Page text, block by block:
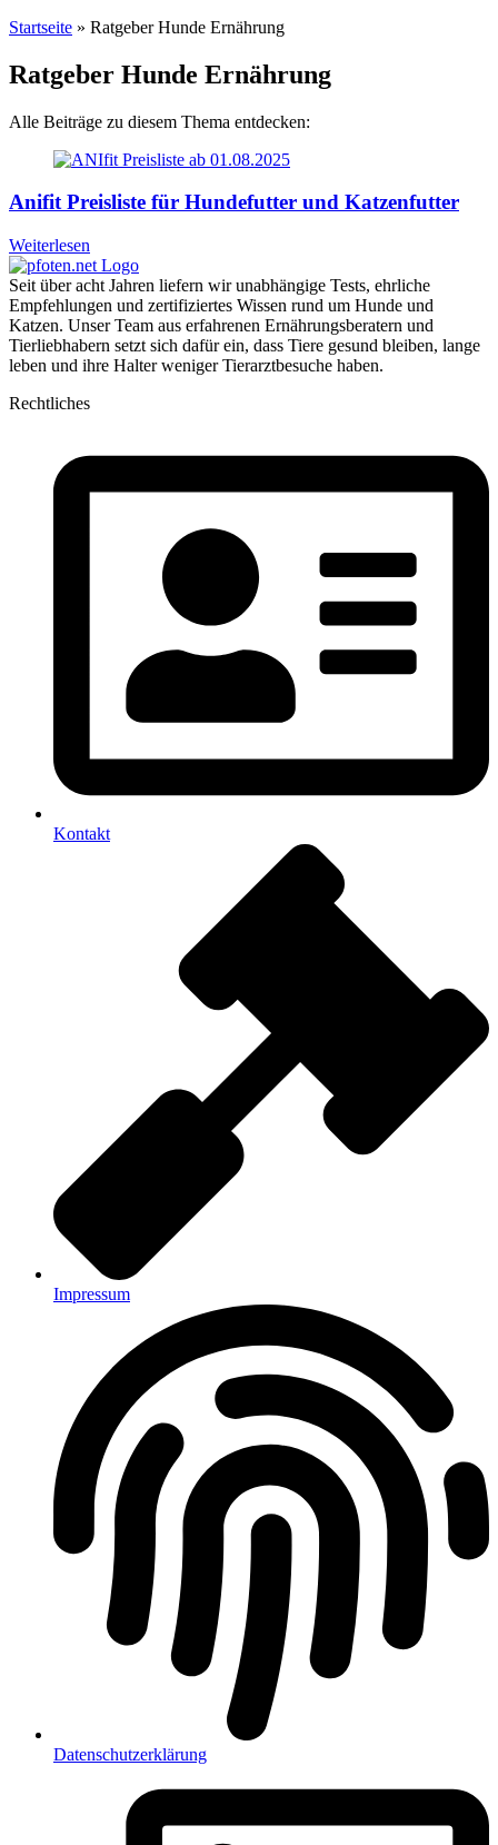
Startseite » Ratgeber Hunde Ernährung
Ratgeber Hunde Ernährung
Alle Beiträge zu diesem Thema entdecken:
Anifit Preisliste für Hundefutter und Katzenfutter
Weiterlesen
Seit über acht Jahren liefern wir unabhängige Tests, ehrliche
Empfehlungen und zertifiziertes Wissen rund um Hunde und
Katzen. Unser Team aus erfahrenen Ernährungsberatern und
Tierliebhabern setzt sich dafür ein, dass Tiere gesund bleiben, lange
leben und ihre Halter weniger Tierarztbesuche haben.
Rechtliches
Kontakt
Impressum
Datenschutzerklärung